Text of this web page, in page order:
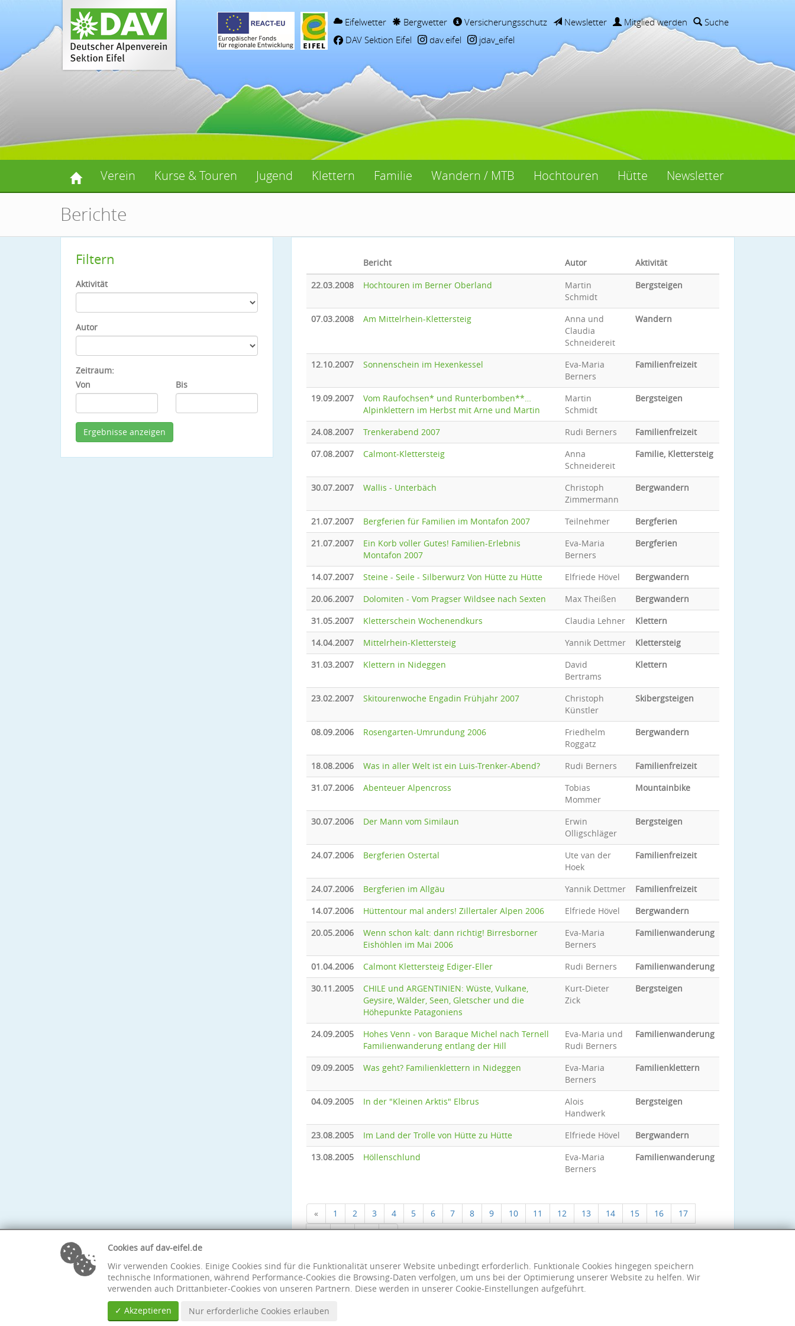
Eifelwetter Bergwetter Versicherungsschutz Newsletter Mitglied werden
Suche
DAV Sektion Eifel
dav.eifel jdav_eifel
Verein Kurse & Touren Jugend Klettern Familie Wandern / MTB Hochtouren Hütte Newsletter
Berichte
Filtern
Aktivität
Autor
Zeitraum:
Von
Bis
Bericht Autor
Aktivität
22.03.2008
Hochtouren im Berner Oberland
Martin
Schmidt
Bergsteigen
07.03.2008 Am Mittelrhein-Klettersteig
Anna und
Claudia
Schneidereit
Wandern
12.10.2007 Sonnenschein im Hexenkessel
Eva-Maria
Berners
Familienfreizeit
19.09.2007
Vom Raufochsen* und Runterbomben**…
Alpinklettern im Herbst mit Arne und Martin
Martin
Schmidt
Bergsteigen
24.08.2007 Trenkerabend 2007 Rudi Berners
Familienfreizeit
07.08.2007
Calmont-Klettersteig
Anna
Schneidereit
Familie, Klettersteig
30.07.2007 Wallis - Unterbäch
Christoph
Zimmermann
Bergwandern
21.07.2007 Bergferien für Familien im Montafon 2007 Teilnehmer
Bergferien
21.07.2007
Ein Korb voller Gutes! Familien-Erlebnis
Montafon 2007
Eva-Maria
Berners
Bergferien
14.07.2007 Steine - Seile - Silberwurz Von Hütte zu Hütte Elfriede Hövel
Bergwandern
20.06.2007
Dolomiten - Vom Pragser Wildsee nach Sexten Max Theißen
Bergwandern
31.05.2007
Kletterschein Wochenendkurs Claudia Lehner
Klettern
14.04.2007
Mittelrhein-Klettersteig Yannik Dettmer
Klettersteig
31.03.2007
Klettern in Nideggen
David
Bertrams
Klettern
23.02.2007 Skitourenwoche Engadin Frühjahr 2007
Christoph
Künstler
Skibergsteigen
08.09.2006 Rosengarten-Umrundung 2006
Friedhelm
Roggatz
Bergwandern
18.08.2006 Was in aller Welt ist ein Luis-Trenker-Abend? Rudi Berners
Familienfreizeit
31.07.2006
Abenteuer Alpencross
Tobias
Mommer
Mountainbike
30.07.2006 Der Mann vom Similaun
Erwin
Olligschläger
Bergsteigen
24.07.2006 Bergferien Ostertal
Ute van der
Hoek
Familienfreizeit
24.07.2006 Bergferien im Allgäu Yannik Dettmer
Familienfreizeit
14.07.2006
Hüttentour mal anders! Zillertaler Alpen 2006 Elfriede Hövel
Bergwandern
20.05.2006
Wenn schon kalt: dann richtig! Birresborner
Eishöhlen im Mai 2006
Eva-Maria
Berners
Familienwanderung
01.04.2006 Calmont Klettersteig Ediger-Eller Rudi Berners
Familienwanderung
30.11.2005
CHILE und ARGENTINIEN: Wüste, Vulkane,
Geysire, Wälder, Seen, Gletscher und die
Höhepunkte Patagoniens
Kurt-Dieter
Zick
Bergsteigen
24.09.2005
Hohes Venn - von Baraque Michel nach Ternell
Familienwanderung entlang der Hill
Eva-Maria und
Rudi Berners
Familienwanderung
09.09.2005 Was geht? Familienklettern in Nideggen
Eva-Maria
Berners
Familienklettern
04.09.2005 In der "Kleinen Arktis" Elbrus
Alois
Handwerk
Bergsteigen
23.08.2005 Im Land der Trolle von Hütte zu Hütte Elfriede Hövel
Bergwandern
13.08.2005
Höllenschlund
Eva-Maria
Berners
Familienwanderung
« 1 2 3 4 5 6 7 8 9 10 11 12 13 14 15 16
17
18
19 20
»
Cookies auf dav-eifel.de
Wir verwenden Cookies. Einige Cookies sind für die Funktionalität unserer Website unbedingt erforderlich. Funktionale Cookies hingegen speichern
technische Informationen, während Performance-Cookies die Browsing-Daten verfolgen, um uns bei der Optimierung unserer Website zu helfen. Wir
verwenden auch Drittanbieter-Cookies von unseren Partnern. Diese werden in unserer Cookie-Einstellungen aufgeführt.
✓ Akzeptieren
Nur erforderliche Cookies erlauben